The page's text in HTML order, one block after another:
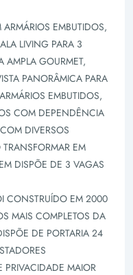
EMBUTIDOS,
LIVING PARA 3
AMPLA GOURMET,
PANORÂMICA PARA
EMBUTIDOS,
COM DEPENDÊNCIA
DIVERSOS
EM
DISPÕE DE 3 VAGAS
CONSTRUÍDO EM 2000
MAIS COMPLETOS DA
DE PORTARIA 24
MAIOR